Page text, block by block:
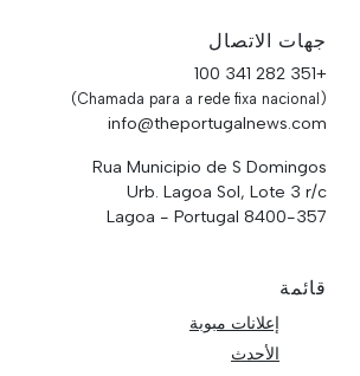
جهات الاتصال
+351 282 341 100
(Chamada para a rede fixa nacional)
info@theportugalnews.com
Rua Municipio de S Domingos
Urb. Lagoa Sol, Lote 3 r/c
8400-357 Lagoa - Portugal
قائمة
إعلانات مبوبة
الأحدث